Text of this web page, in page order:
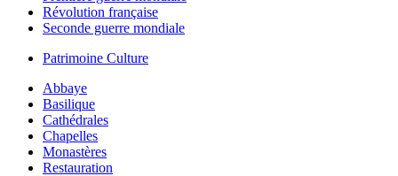
Révolution française
Seconde guerre mondiale
Patrimoine Culture
Abbaye
Basilique
Cathédrales
Chapelles
Monastères
Restauration